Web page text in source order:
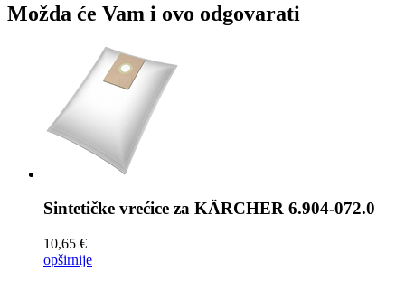
Možda će Vam i ovo odgovarati
Sintetičke vrećice za KÄRCHER 6.904-072.0
10,65 €
opširnije